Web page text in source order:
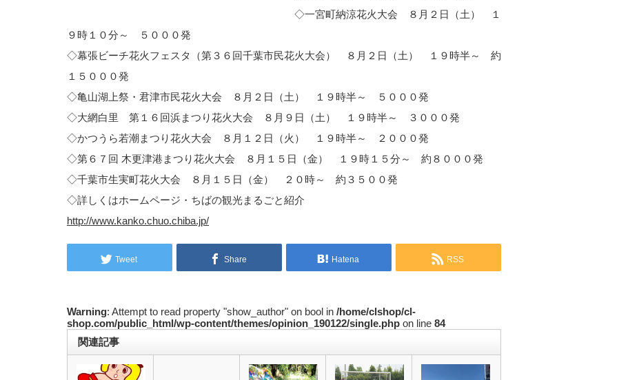
◇一宮町納涼花火大会 ８月２日（土） １
９時１０分～ ５０００発
◇幕張ビーチ花火フェスタ（第３６回千葉市民花火大会） ８月２日（土） １９時半～ 約
１５０００発
◇亀山湖上祭・君津市民花火大会 ８月２日（土） １９時半～ ５０００発
◇大網白里 第１６回浜まつり花火大会 ８月９日（土） １９時半～ ３０００発
◇かつうら若潮まつり花火大会 ８月１２日（火） １９時半～ ２０００発
◇第６７回 木更津港まつり花火大会 ８月１５日（金） １９時１５分～ 約８０００発
◇千葉市生実町花火大会 ８月１５日（金） ２０時～ 約３５００発
◇詳しくはホームページ・ちばの観光まるごと紹介
http://www.kanko.chuo.chiba.jp/
Tweet Share Hatena RSS
Warning: Attempt to read property "show_author" on bool in /home/clshop/cl-
shop.com/public_html/wp-content/themes/opinion_190122/single.php on line 84
関連記事